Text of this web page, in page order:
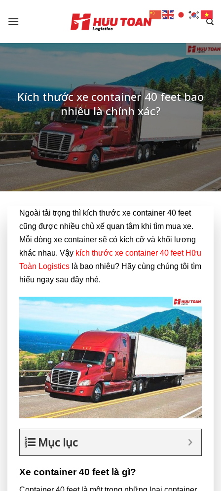
Kích thước xe container 40 feet bao
nhiêu là chính xác?
Ngoài tải trọng thì kích thước xe container 40 feet
cũng được nhiều chủ xế quan tâm khi tìm mua xe.
Mỗi dòng xe container sẽ có kích cỡ và khối lượng
khác nhau. Vậy kích thước xe container 40 feet Hữu
Toàn Logistics là bao nhiêu? Hãy cùng chúng tôi tìm
hiểu ngay sau đây nhé.
Mục lục
Xe container 40 feet là gì?